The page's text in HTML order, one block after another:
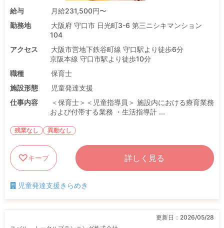
給与
月給231,500円〜
勤務地
大阪府 守口市 日光町3-6 第三ニシキマンション
104
アクセス
大阪市営地下鉄谷町線 守口駅より徒歩6分
京阪本線 守口市駅より徒歩10分
職種
保育士
施設形態
児童発達支援
仕事内容
＜保育士＞＜児童指導員＞ 施設内における療育業務
および付帯する業務 ・生活指導計 ...
残業なし 異動なし
キープ 詳しく見る
児童発達支援きらめき
更新日： 2026/05/28